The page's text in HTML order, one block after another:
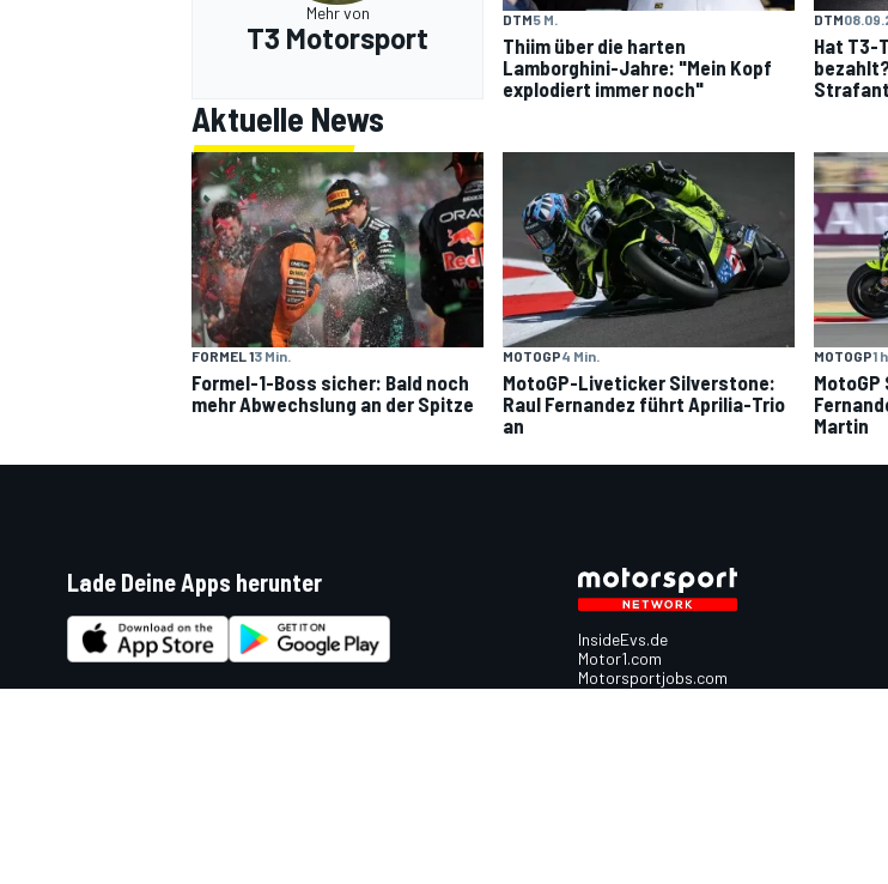
Mehr von
T3 Motorsport
DTM5 M.
Thiim über die harten
Lamborghini-Jahre: "Mein Kopf
explodiert immer noch"
DTM
Hat T3-
Aktuelle News
FORMEL 13 Min.
Formel-1-Boss sicher: Bald noch
mehr Abwechslung an der Spitze
MOTOGP4 Min.
MotoGP-Liveticker Silverstone:
Raul Fernandez führt Aprilia-Trio
an
MOTOGP1 h
Martin
Lade Deine Apps herunter
InsideEvs.de
Motor1.com
Motorsportjobs.com